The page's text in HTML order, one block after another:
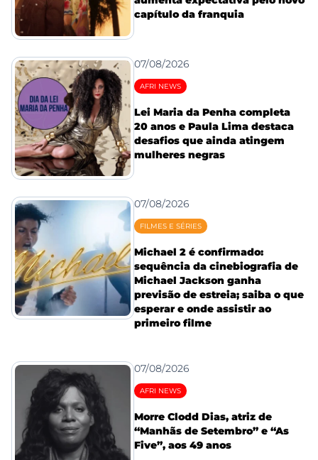
capítulo da franquia
07/08/2026
AFRI NEWS
Lei Maria da Penha completa
20 anos e Paula Lima destaca
desafios que ainda atingem
mulheres negras
07/08/2026
FILMES E SÉRIES
Michael 2 é confirmado:
sequência da cinebiografia de
Michael Jackson ganha
previsão de estreia; saiba o que
esperar e onde assistir ao
primeiro filme
07/08/2026
AFRI NEWS
Morre Clodd Dias, atriz de
“Manhãs de Setembro” e “As
Five”, aos 49 anos